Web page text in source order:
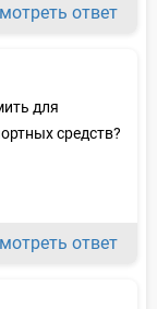
ответ
для
средств?
ответ